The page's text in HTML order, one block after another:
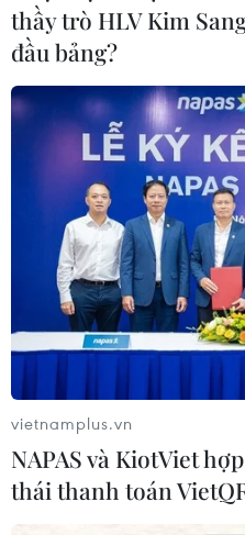
Petrovietnam khơi
quả sản xuất-kinh
17/09/2024 01:30
Nhờ tăng trưởng sản xuất-
doanh thu Petrovietnam 8
đồng, tăng 13% so với
sách tăng 7% so với cùng
thầy trò HLV Kim
đầu bảng?
vietnamplus.vn
NAPAS và KiotViet
thái thanh toán